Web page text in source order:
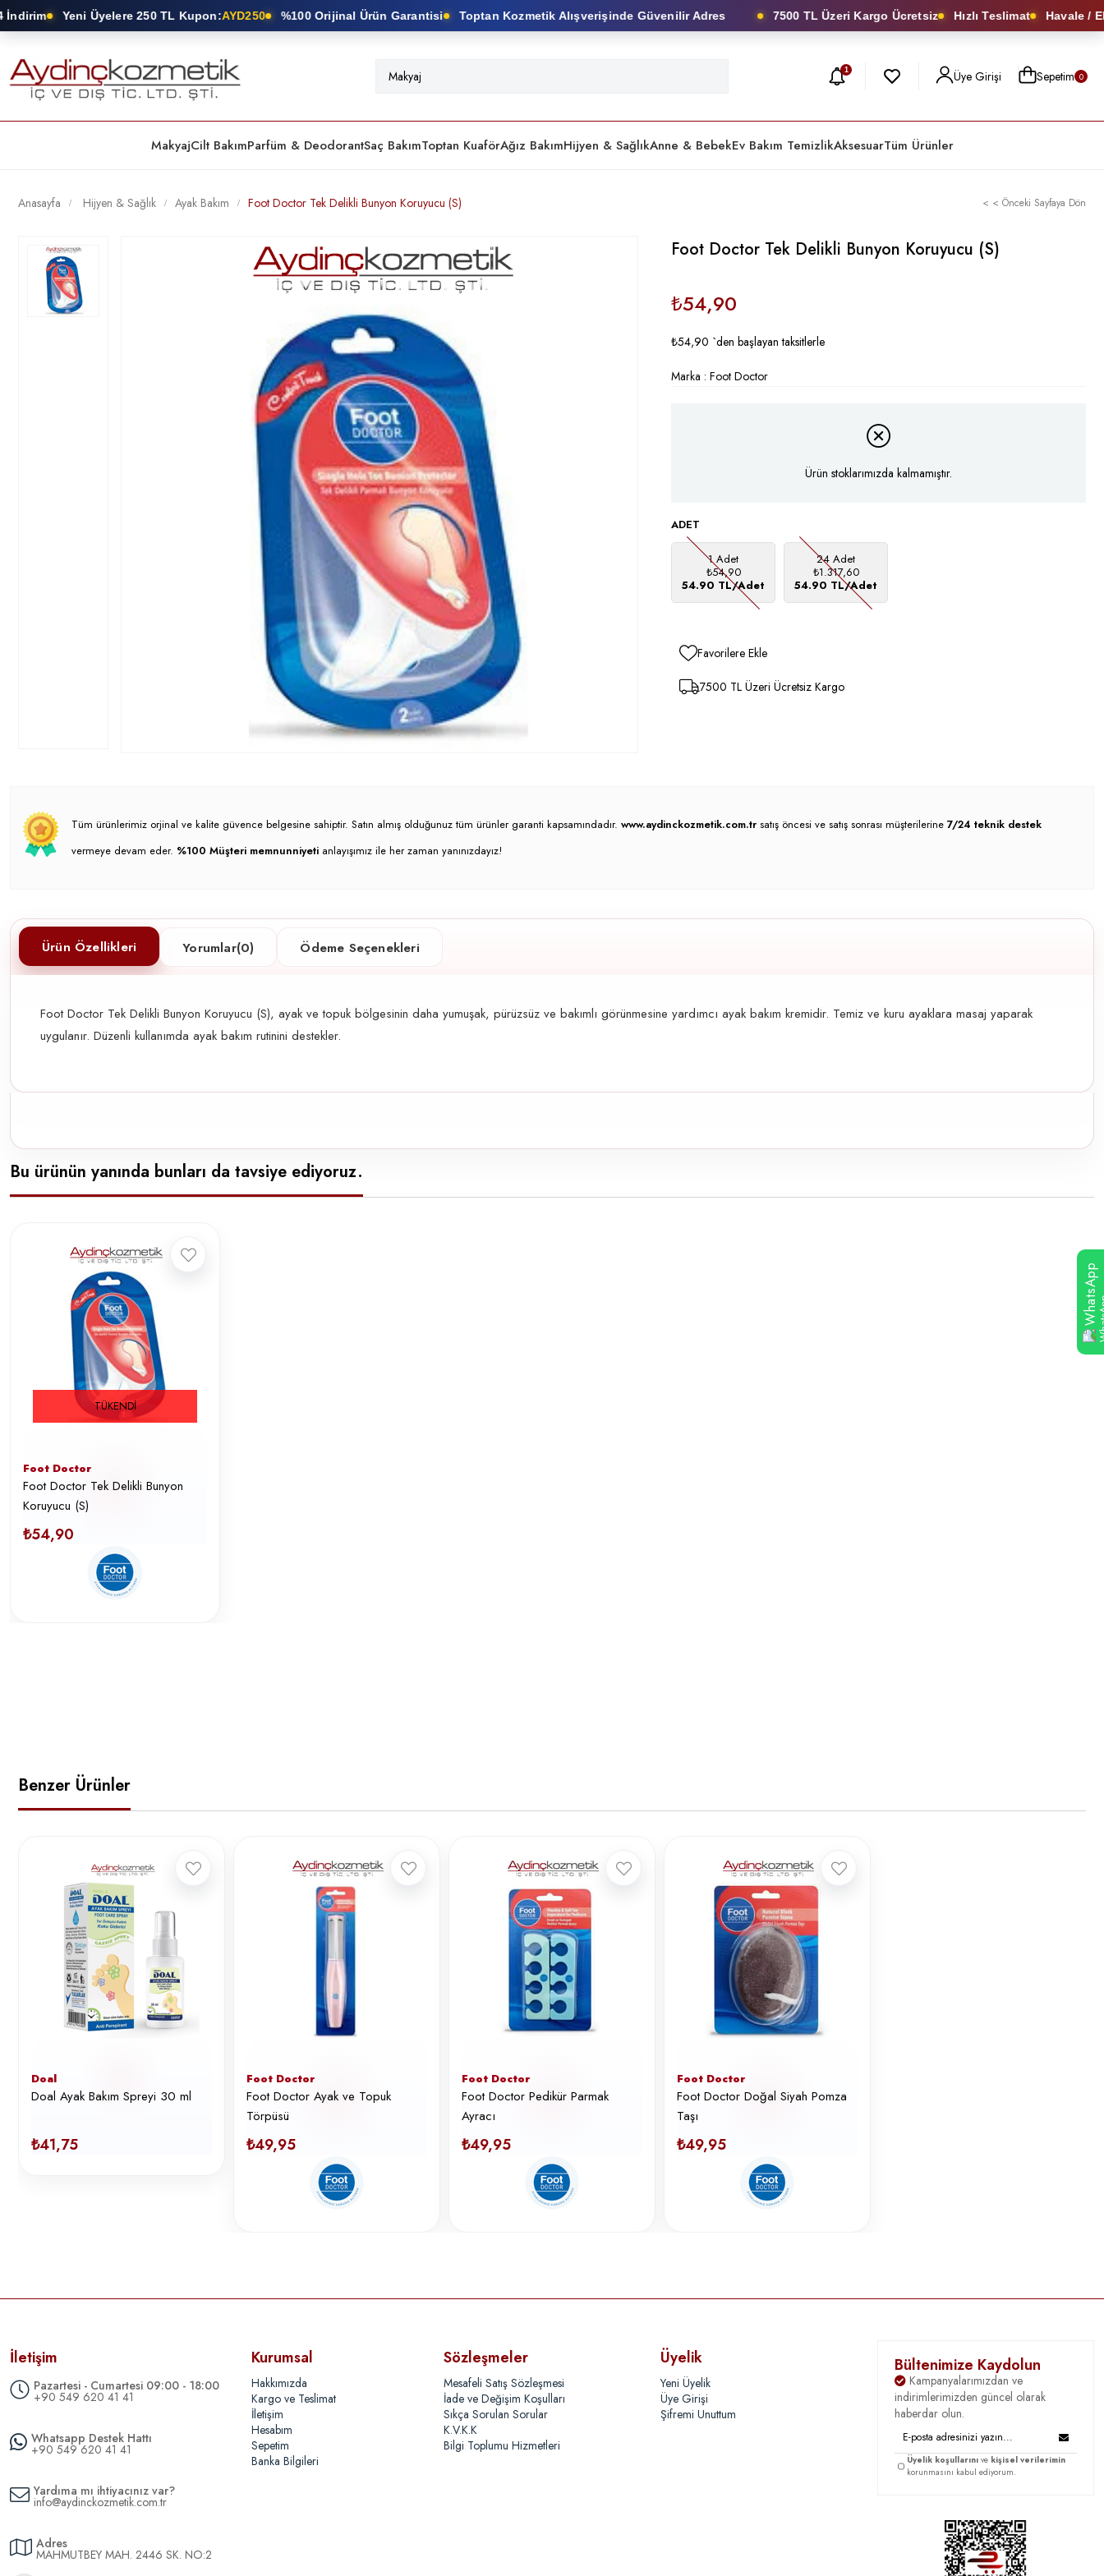
Yeni Üyelere 250 TL Kupon:AYD250 %100 Orijinal Ürün Garantisi Toptan Kozmetik Alışverişinde Güvenilir Adres 7500 TL Üzeri Kargo Ücretsiz Hızlı Teslimat Havale /
1 Üye Girişi Sepetim 0
MakyajCilt BakımParfüm & DeodorantSaç BakımToptan KuaförAğız BakımHijyen & SağlıkAnne & BebekEv Bakım TemizlikAksesuarTüm Ürünler
Anasayfa Hijyen & Sağlık Ayak Bakım Foot Doctor Tek Delikli Bunyon Koruyucu (S) < < Önceki Sayfaya Dön
Foot Doctor Tek Delikli Bunyon Koruyucu (S)
₺54,90
₺54,90 `den başlayan taksitlerle
Marka : Foot Doctor
Ürün stoklarımızda kalmamıştır.
ADET
1 Adet
₺54,90
54.90 TL/Adet
24 Adet
₺1.317,60
54.90 TL/Adet
Favorilere Ekle
7500 TL Üzeri Ücretsiz Kargo
Tüm ürünlerimiz orjinal ve kalite güvence belgesine sahiptir. Satın almış olduğunuz tüm ürünler garanti kapsamındadır. www.aydinckozmetik.com.tr satış öncesi ve satış sonrası müşterilerine 7/24 teknik destek
vermeye devam eder. %100 Müşteri memnunniyeti anlayışımız ile her zaman yanınızdayız!
Ürün Özellikleri Yorumlar(0) Ödeme Seçenekleri
Foot Doctor Tek Delikli Bunyon Koruyucu (S), ayak ve topuk bölgesinin daha yumuşak, pürüzsüz ve bakımlı görünmesine yardımcı ayak bakım kremidir. Temiz ve kuru ayaklara masaj yaparak
uygulanır. Düzenli kullanımda ayak bakım rutinini destekler.
Bu ürünün yanında bunları da tavsiye ediyoruz.
TÜKENDI
Foot Doctor
Foot Doctor Tek Delikli Bunyon
Koruyucu (S)
₺54,90
Benzer Ürünler
Doal
Doal Ayak Bakım Spreyi 30 ml
₺41,75
Foot Doctor
Foot Doctor Ayak ve Topuk
Törpüsü
₺49,95
Foot Doctor
Foot Doctor Pedikür Parmak
Ayracı
₺49,95
Foot Doctor
Foot Doctor Doğal Siyah Pomza
Taşı
₺49,95
İletişim
Pazartesi - Cumartesi 09:00 - 18:00
+90 549 620 41 41
Whatsapp Destek Hattı
+90 549 620 41 41
Yardıma mı ihtiyacınız var?
info@aydinckozmetik.com.tr
Adres
MAHMUTBEY MAH. 2446 SK. NO:2
Kurumsal
Hakkımızda
Kargo ve Teslimat
İletişim
Hesabım
Sepetim
Banka Bilgileri
Sözleşmeler
Mesafeli Satış Sözleşmesi
İade ve Değişim Koşulları
Sıkça Sorulan Sorular
K.V.K.K
Bilgi Toplumu Hizmetleri
Üyelik
Yeni Üyelik
Üye Girişi
Şifremi Unuttum
Bültenimize Kaydolun
Kampanyalarımızdan ve
indirimlerimizden güncel olarak
haberdar olun.
Üyelik koşullarını ve kişisel verilerimin
korunmasını kabul ediyorum.
WhatsApp